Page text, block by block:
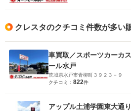
クレスタのクチコミ件数が多い
車買取／スポーツカーカ
ール水戸
茨城県水戸市青柳町３９２３－９
クチコミ： 822件
アップル土浦学園東大通